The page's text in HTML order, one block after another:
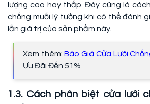
lượng cao hay thấp. Đây cũng là
chống muỗi lý tưởng khi có thể đánh
lẫn giá trị của sản phẩm này.
Xem thêm:Báo Giá Cửa Lưới
Ưu Đãi Đến 51%
1.3. Cách phân biệt cửa lưới